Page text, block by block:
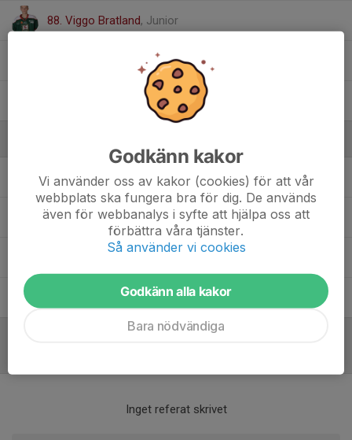
88. Viggo Bratland, Junior
92. Hampus Serrestam
administration, statistik, kontakt med förbund mm
Göran AversundMaterialförvaltare
Sportchef, Spelarutvecklare & Assisterande
Inget referat skrivet
Godkänn kakor
Vi använder oss av kakor (cookies) för att vår
webbplats ska fungera bra för dig. De används
även för webbanalys i syfte att hjälpa oss att
förbättra våra tjänster.
Så använder vi cookies
Godkänn alla kakor
Bara nödvändiga